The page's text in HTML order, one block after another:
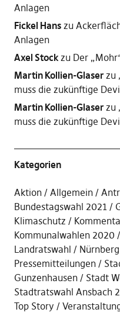
Anlagen
Fickel Hanszu
Anlagen
Axel Stockzu Der
Martin Kollien-Glaserzu
muss die zukünftige
Martin Kollien-Glaserzu
muss die zukünftige
Kategorien
Aktion Allgemein
Bundestagswahl 2021
Klimaschutz
Kommunalwahlen 2020
Landratswahl
Nürnberg
Pressemitteilungen
Gunzenhausen
Stadt
Stadtratswahl Ansbach
Top Story